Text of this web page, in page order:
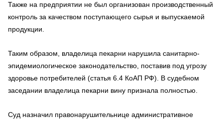
Также на предприятии не был организован производственный
контроль за качеством поступающего сырья и выпускаемой
продукции.
Таким образом, владелица пекарни нарушила санитарно-
эпидемиологическое законодательство, поставив под угрозу
здоровье потребителей (статья 6.4 КоАП РФ). В судебном
заседании владелица пекарни вину признала полностью.
Суд назначил правонарушительнице административное